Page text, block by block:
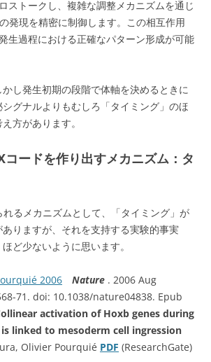
ストークし、複雑な調整メカニズムを通じ
発現を精密に制御します。この相互作用
生過程における正確なパターン形成が可能
し発生初期の段階で体軸を決めるときに
グナルよりもむしろ「タイミング」のほ
方があります。
ードを作り出すメカニズム：タ
れるメカニズムとして、「タイミング」が
りますが、それを支持する実験的事実
ど少ないように思います。
2006 Nature . 2006 Aug
71. doi: 10.1038/nature04838. Epub
activation of Hoxb genes during
linked to mesoderm cell ingression
Olivier Pourquié PDF (ResearchGate)